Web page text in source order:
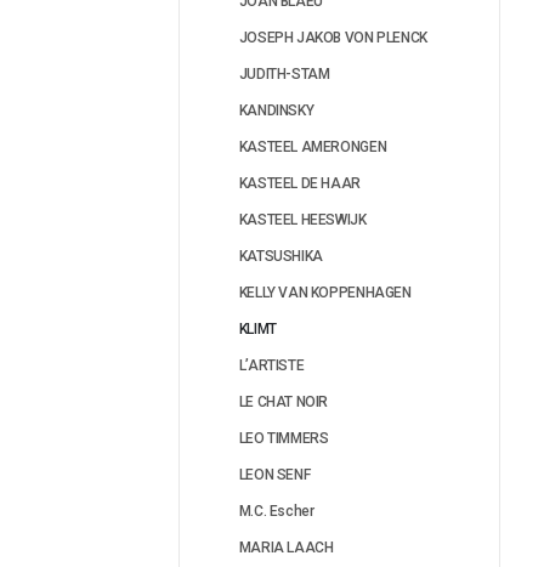
JOSEPH JAKOB VON PLENCK
JUDITH-STAM
KANDINSKY
KASTEEL AMERONGEN
KASTEEL DE HAAR
KASTEEL HEESWIJK
KATSUSHIKA
KELLY VAN KOPPENHAGEN
KLIMT
L’ARTISTE
LE CHAT NOIR
LEO TIMMERS
LEON SENF
M.C. Escher
MARIA LAACH